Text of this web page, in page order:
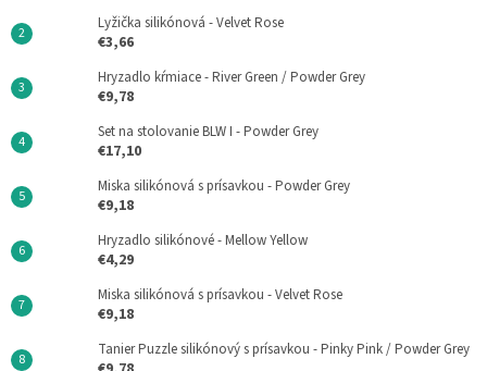
Lyžička silikónová - Velvet Rose
€3,66
Hryzadlo kŕmiace - River Green / Powder Grey
€9,78
Set na stolovanie BLW I - Powder Grey
€17,10
Miska silikónová s prísavkou - Powder Grey
€9,18
Hryzadlo silikónové - Mellow Yellow
€4,29
Miska silikónová s prísavkou - Velvet Rose
€9,18
Tanier Puzzle silikónový s prísavkou - Pinky Pink / Powder Grey